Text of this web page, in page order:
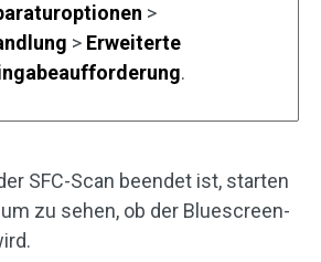
>
> Erweiterte
.
SFC-Scan beendet ist, starten
zu sehen, ob der Bluescreen-